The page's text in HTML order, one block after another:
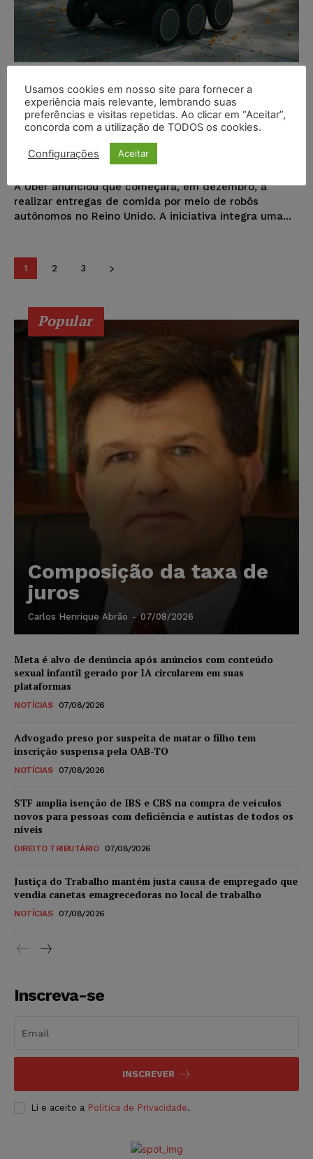
Uber inicia entregas de comida
com robôs no Reino Unido e
prepara expansão para Europa e
Karina Silvério - 24/11/2025
A Uber anunciou que começará, em dezembro, a
realizar entregas de comida por meio de robôs
autônomos no Reino Unido. A iniciativa integra uma...
1 2 3
Popular
Composição da taxa de
juros
Carlos Henrique Abrão - 07/08/2026
Meta é alvo de denúncia após anúncios com conteúdo
sexual infantil gerado por IA circularem em suas
plataformas
NOTÍCIAS 07/08/2026
Advogado preso por suspeita de matar o filho tem
inscrição suspensa pela OAB-TO
NOTÍCIAS 07/08/2026
STF amplia isenção de IBS e CBS na compra de veículos
novos para pessoas com deficiência e autistas de todos os
níveis
DIREITO TRIBUTÁRIO 07/08/2026
Justiça do Trabalho mantém justa causa de empregado que
vendia canetas emagrecedoras no local de trabalho
NOTÍCIAS 07/08/2026
Inscreva-se
INSCREVER
Li e aceito a Política de Privacidade.
Usamos cookies em nosso site para fornecer a
experiência mais relevante, lembrando suas
preferências e visitas repetidas. Ao clicar em “Aceitar”,
concorda com a utilização de TODOS os cookies.
Configurações Aceitar